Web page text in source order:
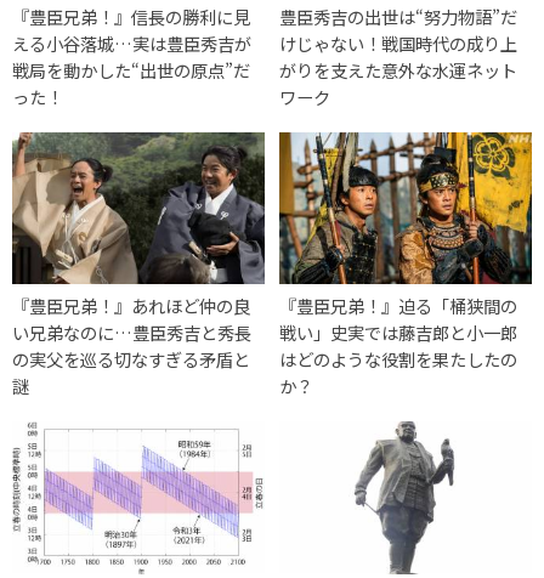
『豊臣兄弟！』信長の勝利に見
える小谷落城…実は豊臣秀吉が
戦局を動かした“出世の原点”だ
った！
豊臣秀吉の出世は“努力物語”だ
けじゃない！戦国時代の成り上
がりを支えた意外な水運ネット
ワーク
『豊臣兄弟！』あれほど仲の良
い兄弟なのに…豊臣秀吉と秀長
の実父を巡る切なすぎる矛盾と
謎
『豊臣兄弟！』迫る「桶狭間の
戦い」史実では藤吉郎と小一郎
はどのような役割を果たしたの
か？